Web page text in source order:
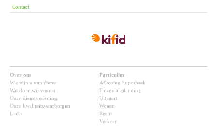
Contact
Over ons
Wie zijn u van dienst
Wat doen wij voor u
Onze dienstverlening
Onze kwaliteitswaarborgen
Links
Particulier
Aflossing hypotheek
Financial planning
Uitvaart
Wonen
Recht
Verkeer